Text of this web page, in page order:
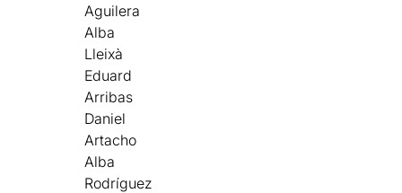
Aguilera
Alba
Lleixà
Eduard
Arribas
Daniel
Artacho
Alba
Rodríguez